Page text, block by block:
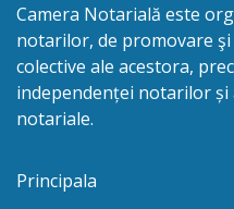
Camera Notarială este
notarilor, de promovare
colective ale acestora,
independenței notarilor și
notariale.
Principala